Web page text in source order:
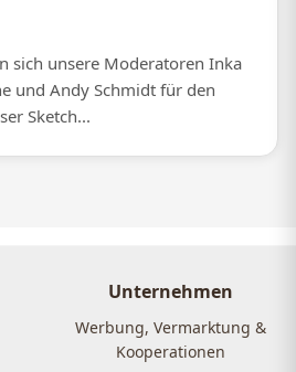
sich unsere Moderatoren Inka
und Andy Schmidt für den
Sketch...
Unternehmen
Werbung, Vermarktung &
Kooperationen